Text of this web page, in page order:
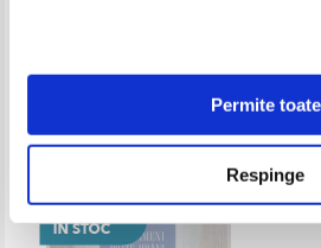
Permite toate
Respinge